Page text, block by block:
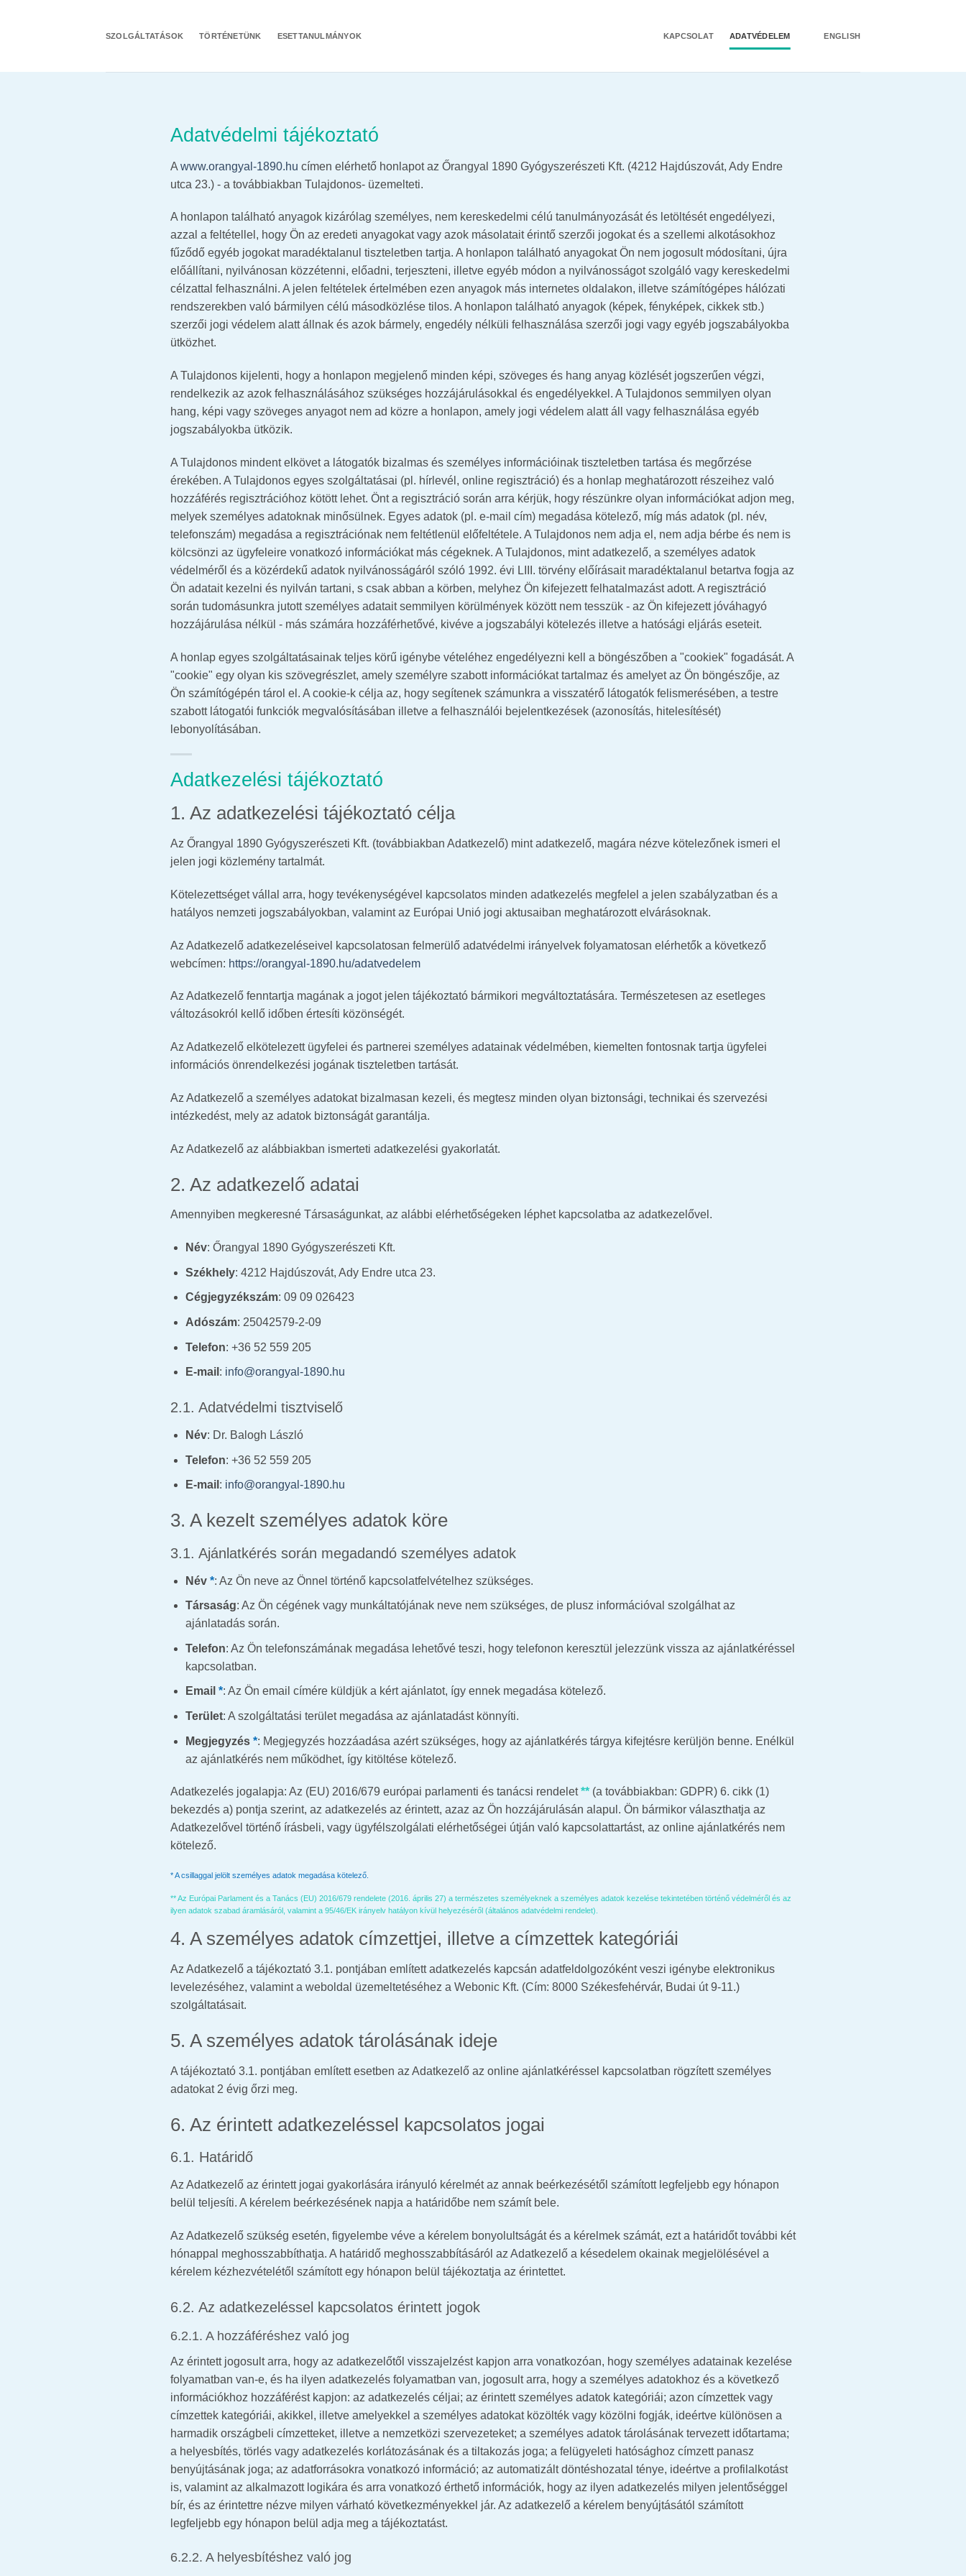
SZOLGÁLTATÁSOK TÖRTÉNETÜNK ESETTANULMÁNYOK KAPCSOLAT ADATVÉDELEM ENGLISH
Adatvédelmi tájékoztató
A www.orangyal-1890.hu címen elérhető honlapot az Őrangyal 1890 Gyógyszerészeti Kft. (4212 Hajdúszovát, Ady Endre
utca 23.) - a továbbiakban Tulajdonos- üzemelteti.
A honlapon található anyagok kizárólag személyes, nem kereskedelmi célú tanulmányozását és letöltését engedélyezi,
azzal a feltétellel, hogy Ön az eredeti anyagokat vagy azok másolatait érintő szerzői jogokat és a szellemi alkotásokhoz
fűződő egyéb jogokat maradéktalanul tiszteletben tartja. A honlapon található anyagokat Ön nem jogosult módosítani, újra
előállítani, nyilvánosan közzétenni, előadni, terjeszteni, illetve egyéb módon a nyilvánosságot szolgáló vagy kereskedelmi
célzattal felhasználni. A jelen feltételek értelmében ezen anyagok más internetes oldalakon, illetve számítógépes hálózati
rendszerekben való bármilyen célú másodközlése tilos. A honlapon található anyagok (képek, fényképek, cikkek stb.)
szerzői jogi védelem alatt állnak és azok bármely, engedély nélküli felhasználása szerzői jogi vagy egyéb jogszabályokba
ütközhet.
A Tulajdonos kijelenti, hogy a honlapon megjelenő minden képi, szöveges és hang anyag közlését jogszerűen végzi,
rendelkezik az azok felhasználásához szükséges hozzájárulásokkal és engedélyekkel. A Tulajdonos semmilyen olyan
hang, képi vagy szöveges anyagot nem ad közre a honlapon, amely jogi védelem alatt áll vagy felhasználása egyéb
jogszabályokba ütközik.
A Tulajdonos mindent elkövet a látogatók bizalmas és személyes információinak tiszteletben tartása és megőrzése
érekében. A Tulajdonos egyes szolgáltatásai (pl. hírlevél, online regisztráció) és a honlap meghatározott részeihez való
hozzáférés regisztrációhoz kötött lehet. Önt a regisztráció során arra kérjük, hogy részünkre olyan információkat adjon meg,
melyek személyes adatoknak minősülnek. Egyes adatok (pl. e-mail cím) megadása kötelező, míg más adatok (pl. név,
telefonszám) megadása a regisztrációnak nem feltétlenül előfeltétele. A Tulajdonos nem adja el, nem adja bérbe és nem is
kölcsönzi az ügyfeleire vonatkozó információkat más cégeknek. A Tulajdonos, mint adatkezelő, a személyes adatok
védelméről és a közérdekű adatok nyilvánosságáról szóló 1992. évi LIII. törvény előírásait maradéktalanul betartva fogja az
Ön adatait kezelni és nyilván tartani, s csak abban a körben, melyhez Ön kifejezett felhatalmazást adott. A regisztráció
során tudomásunkra jutott személyes adatait semmilyen körülmények között nem tesszük - az Ön kifejezett jóváhagyó
hozzájárulása nélkül - más számára hozzáférhetővé, kivéve a jogszabályi kötelezés illetve a hatósági eljárás eseteit.
A honlap egyes szolgáltatásainak teljes körű igénybe vételéhez engedélyezni kell a böngészőben a "cookiek" fogadását. A
"cookie" egy olyan kis szövegrészlet, amely személyre szabott információkat tartalmaz és amelyet az Ön böngészője, az
Ön számítógépén tárol el. A cookie-k célja az, hogy segítenek számunkra a visszatérő látogatók felismerésében, a testre
szabott látogatói funkciók megvalósításában illetve a felhasználói bejelentkezések (azonosítás, hitelesítését)
lebonyolításában.
Adatkezelési tájékoztató
1. Az adatkezelési tájékoztató célja
Az Őrangyal 1890 Gyógyszerészeti Kft. (továbbiakban Adatkezelő) mint adatkezelő, magára nézve kötelezőnek ismeri el
jelen jogi közlemény tartalmát.
Kötelezettséget vállal arra, hogy tevékenységével kapcsolatos minden adatkezelés megfelel a jelen szabályzatban és a
hatályos nemzeti jogszabályokban, valamint az Európai Unió jogi aktusaiban meghatározott elvárásoknak.
Az Adatkezelő adatkezeléseivel kapcsolatosan felmerülő adatvédelmi irányelvek folyamatosan elérhetők a következő
webcímen: https://orangyal-1890.hu/adatvedelem
Az Adatkezelő fenntartja magának a jogot jelen tájékoztató bármikori megváltoztatására. Természetesen az esetleges
változásokról kellő időben értesíti közönségét.
Az Adatkezelő elkötelezett ügyfelei és partnerei személyes adatainak védelmében, kiemelten fontosnak tartja ügyfelei
információs önrendelkezési jogának tiszteletben tartását.
Az Adatkezelő a személyes adatokat bizalmasan kezeli, és megtesz minden olyan biztonsági, technikai és szervezési
intézkedést, mely az adatok biztonságát garantálja.
Az Adatkezelő az alábbiakban ismerteti adatkezelési gyakorlatát.
2. Az adatkezelő adatai
Amennyiben megkeresné Társaságunkat, az alábbi elérhetőségeken léphet kapcsolatba az adatkezelővel.
Név: Őrangyal 1890 Gyógyszerészeti Kft.
Székhely: 4212 Hajdúszovát, Ady Endre utca 23.
Cégjegyzékszám: 09 09 026423
Adószám: 25042579-2-09
Telefon: +36 52 559 205
E-mail : info@orangyal-1890.hu
2.1. Adatvédelmi tisztviselő
Név: Dr. Balogh László
Telefon: +36 52 559 205
E-mail : info@orangyal-1890.hu
3. A kezelt személyes adatok köre
3.1. Ajánlatkérés során megadandó személyes adatok
Név *: Az Ön neve az Önnel történő kapcsolatfelvételhez szükséges.
Társaság: Az Ön cégének vagy munkáltatójának neve nem szükséges, de plusz információval szolgálhat az
ajánlatadás során.
Telefon: Az Ön telefonszámának megadása lehetővé teszi, hogy telefonon keresztül jelezzünk vissza az ajánlatkéréssel
kapcsolatban.
Email *: Az Ön email címére küldjük a kért ajánlatot, így ennek megadása kötelező.
Terület: A szolgáltatási terület megadása az ajánlatadást könnyíti.
Megjegyzés *: Megjegyzés hozzáadása azért szükséges, hogy az ajánlatkérés tárgya kifejtésre kerüljön benne. Enélkül
az ajánlatkérés nem működhet, így kitöltése kötelező.
Adatkezelés jogalapja: Az (EU) 2016/679 európai parlamenti és tanácsi rendelet** (a továbbiakban: GDPR) 6. cikk (1)
bekezdés a) pontja szerint, az adatkezelés az érintett, azaz az Ön hozzájárulásán alapul. Ön bármikor választhatja az
Adatkezelővel történő írásbeli, vagy ügyfélszolgálati elérhetőségei útján való kapcsolattartást, az online ajánlatkérés nem
kötelező.
*A csillaggal jelölt személyes adatok megadása kötelező.
**Az Európai Parlament és a Tanács (EU) 2016/679 rendelete (2016. április 27) a természetes személyeknek a személyes adatok kezelése tekintetében történő védelméről és az
ilyen adatok szabad áramlásáról, valamint a 95/46/EK irányelv hatályon kívül helyezéséről (általános adatvédelmi rendelet).
4. A személyes adatok címzettjei, illetve a címzettek kategóriái
Az Adatkezelő a tájékoztató 3.1. pontjában említett adatkezelés kapcsán adatfeldolgozóként veszi igénybe elektronikus
levelezéséhez, valamint a weboldal üzemeltetéséhez a Webonic Kft. (Cím: 8000 Székesfehérvár, Budai út 9-11.)
szolgáltatásait.
5. A személyes adatok tárolásának ideje
A tájékoztató 3.1. pontjában említett esetben az Adatkezelő az online ajánlatkéréssel kapcsolatban rögzített személyes
adatokat 2 évig őrzi meg.
6. Az érintett adatkezeléssel kapcsolatos jogai
6.1. Határidő
Az Adatkezelő az érintett jogai gyakorlására irányuló kérelmét az annak beérkezésétől számított legfeljebb egy hónapon
belül teljesíti. A kérelem beérkezésének napja a határidőbe nem számít bele.
Az Adatkezelő szükség esetén, figyelembe véve a kérelem bonyolultságát és a kérelmek számát, ezt a határidőt további két
hónappal meghosszabbíthatja. A határidő meghosszabbításáról az Adatkezelő a késedelem okainak megjelölésével a
kérelem kézhezvételétől számított egy hónapon belül tájékoztatja az érintettet.
6.2. Az adatkezeléssel kapcsolatos érintett jogok
6.2.1. A hozzáféréshez való jog
Az érintett jogosult arra, hogy az adatkezelőtől visszajelzést kapjon arra vonatkozóan, hogy személyes adatainak kezelése
folyamatban van-e, és ha ilyen adatkezelés folyamatban van, jogosult arra, hogy a személyes adatokhoz és a következő
információkhoz hozzáférést kapjon: az adatkezelés céljai; az érintett személyes adatok kategóriái; azon címzettek vagy
címzettek kategóriái, akikkel, illetve amelyekkel a személyes adatokat közölték vagy közölni fogják, ideértve különösen a
harmadik országbeli címzetteket, illetve a nemzetközi szervezeteket; a személyes adatok tárolásának tervezett időtartama;
a helyesbítés, törlés vagy adatkezelés korlátozásának és a tiltakozás joga; a felügyeleti hatósághoz címzett panasz
benyújtásának joga; az adatforrásokra vonatkozó információ; az automatizált döntéshozatal ténye, ideértve a profilalkotást
is, valamint az alkalmazott logikára és arra vonatkozó érthető információk, hogy az ilyen adatkezelés milyen jelentőséggel
bír, és az érintettre nézve milyen várható következményekkel jár. Az adatkezelő a kérelem benyújtásától számított
legfeljebb egy hónapon belül adja meg a tájékoztatást.
6.2.2. A helyesbítéshez való jog